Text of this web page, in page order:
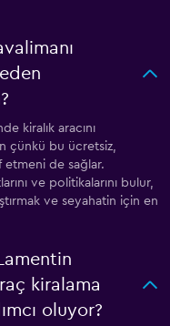
kiralık aracını
çünkü bu ücretsiz,
etmeni de sağlar.
ve politikalarını bulur,
ve seyahatin için en
kiralama
oluyor?